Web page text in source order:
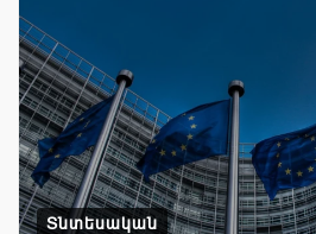
Տնտեսական